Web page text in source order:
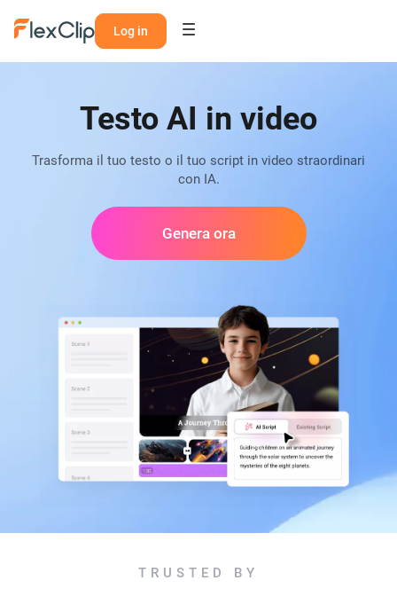
Log in
Testo AI in video
Trasforma il tuo testo o il tuo script in video straordinari
con IA.
Genera ora
TRUSTED BY